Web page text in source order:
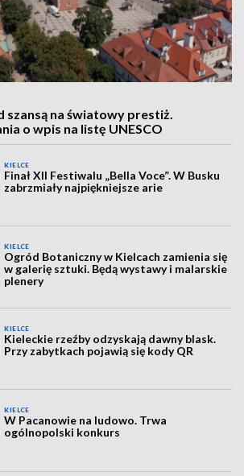
szansą na światowy prestiż.
o wpis na listę UNESCO
KIELCE
Finał XII Festiwalu „Bella Voce”. W Busku
zabrzmiały najpiękniejsze arie
KIELCE
Ogród Botaniczny w Kielcach zamienia się
w galerię sztuki. Będą wystawy i malarskie
plenery
KIELCE
Kieleckie rzeźby odzyskają dawny blask.
Przy zabytkach pojawią się kody QR
KIELCE
W Pacanowie na ludowo. Trwa
ogólnopolski konkurs